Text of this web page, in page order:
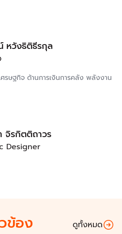
หวังธิติธีรกุล
ศรษฐกิจ ด้านการเงินการคลัง พลังงาน
จิรกิตติถาวร
Designer
ข้อง ดูทั้งหมด